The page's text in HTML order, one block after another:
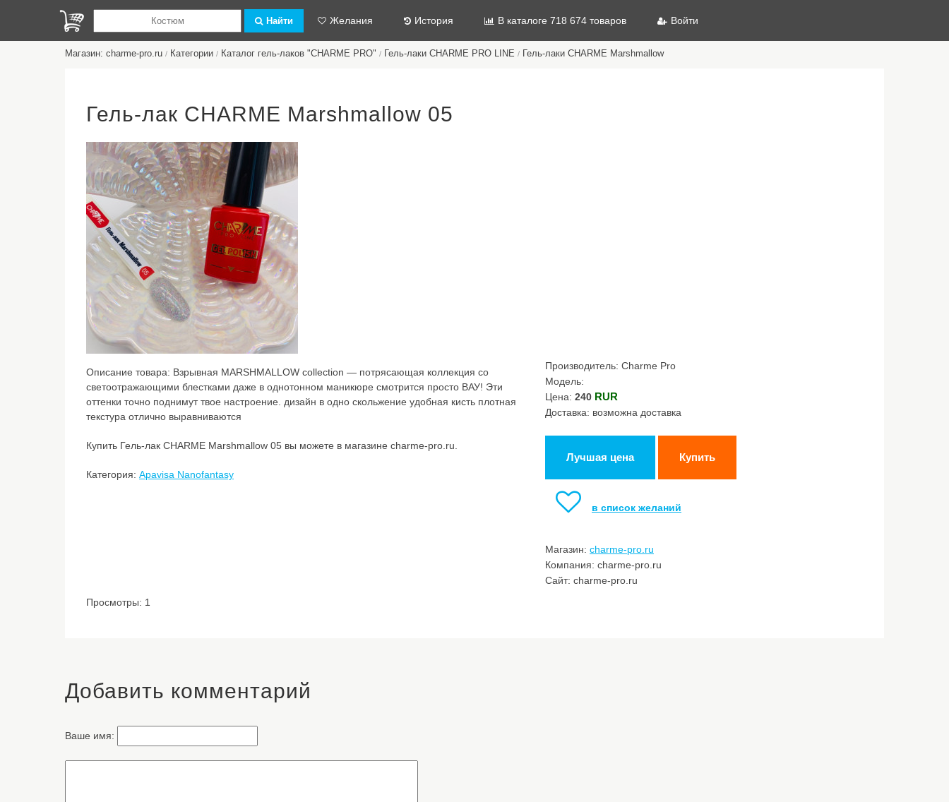
Найти Желания История В каталоге 718 674 товаров Войти
Магазин: charme-pro.ru / Категории / Каталог гель-лаков "CHARME PRO" / Гель-лаки CHARME PRO LINE / Гель-лаки CHARME Marshmallow
Гель-лак CHARME Marshmallow 05
Описание товара: Взрывная MARSHMALLOW collection — потрясающая коллекция со
светоотражающими блестками даже в однотонном маникюре смотрится просто ВАУ! Эти
оттенки точно поднимут твое настроение. дизайн в одно скольжение удобная кисть плотная
текстура отлично выравниваются
Купить Гель-лак CHARME Marshmallow 05 вы можете в магазине charme-pro.ru.
Категория: Apavisa Nanofantasy
Производитель: Charme Pro
Модель:
Цена: 240 RUR
Доставка: возможна доставка
Лучшая цена Купить
в список желаний
Магазин: charme-pro.ru
Компания: charme-pro.ru
Сайт: charme-pro.ru
Просмотры: 1
Добавить комментарий
Ваше имя: